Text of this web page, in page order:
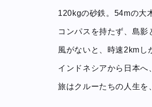
120kgの砂鉄。54mの大
コンパスを持たず、島影
風がないと、時速2kmし
インドネシアから日本へ
旅はクルーたちの人生を